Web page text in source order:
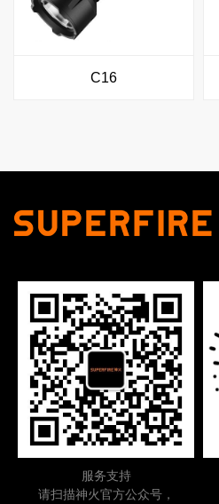
C16
服务支持
请扫描神火官方公众号，